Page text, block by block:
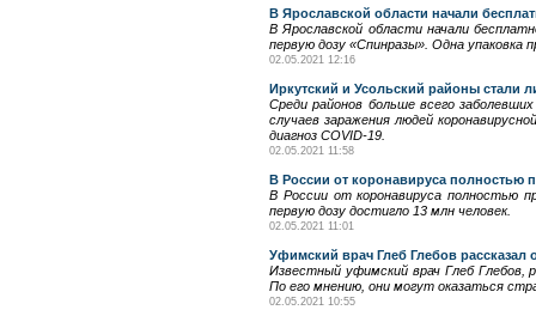
В Ярославской области начали
В Ярославской области начали
первую дозу «Спинразы». Одна упаковка
02.05.2021 12:16
Иркутский и Усольский районы стали
Среди районов больше всего
случаев заражения людей
диагноз COVID-19.
02.05.2021 11:58
В России от коронавируса полностью
В России от коронавируса полностью
первую дозу достигло 13 млн человек.
02.05.2021 11:01
Уфимский врач Глеб Глебов
Известный уфимский врач Глеб Глебов,
По его мнению, они могут оказаться
02.05.2021 10:55